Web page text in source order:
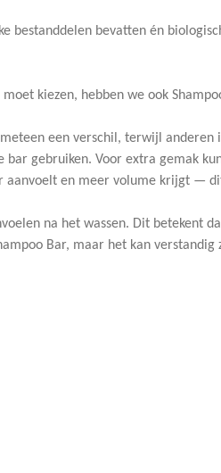
bestanddelen bevatten én
kiezen, hebben we ook
een verschil, terwijl anderen
gebruiken. Voor extra gemak
aanvoelt en meer volume krijgt —
na het wassen. Dit betekent
Bar, maar het kan verstandig